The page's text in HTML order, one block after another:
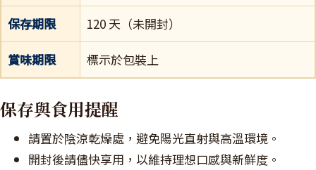
保存期限 120 天（未開封）
賞味期限 標示於包裝上
保存與食用提醒
請置於陰涼乾燥處，避免陽光直射與高溫環境。
開封後請儘快享用，以維持理想口感與新鮮度。